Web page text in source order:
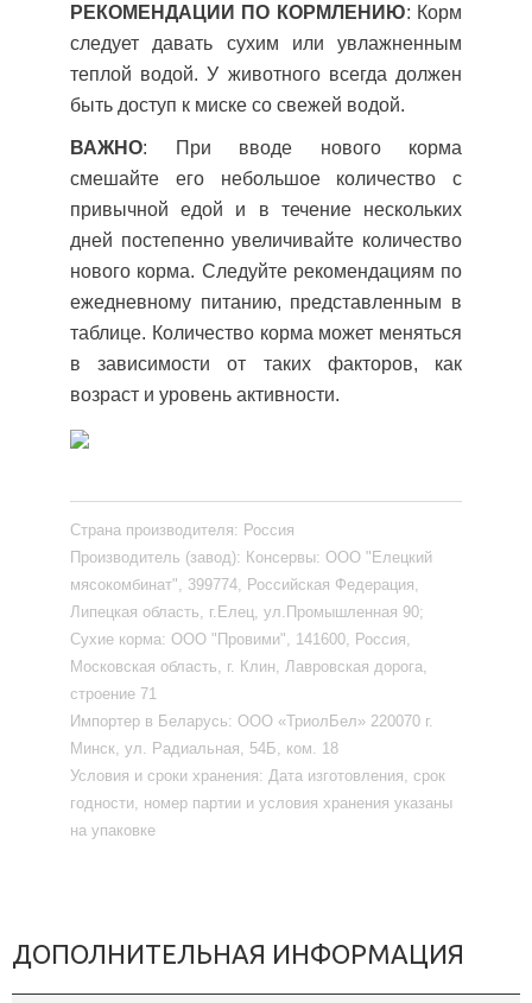
РЕКОМЕНДАЦИИ ПО КОРМЛЕНИЮ: Корм
следует давать сухим или увлажненным
теплой водой. У животного всегда должен
быть доступ к миске со свежей водой.
ВАЖНО: При вводе нового корма
смешайте его небольшое количество с
привычной едой и в течение нескольких
дней постепенно увеличивайте количество
нового корма. Следуйте рекомендациям по
ежедневному питанию, представленным в
таблице. Количество корма может меняться
в зависимости от таких факторов, как
возраст и уровень активности.
Страна производителя: Россия
Производитель (завод): Консервы: ООО "Елецкий
мясокомбинат", 399774, Российская Федерация,
Липецкая область, г.Елец, ул.Промышленная 90;
Сухие корма: ООО "Провими", 141600, Россия,
Московская область, г. Клин, Лавровская дорога,
строение 71
Импортер в Беларусь: ООО «ТриолБел» 220070 г.
Минск, ул. Радиальная, 54Б, ком. 18
Условия и сроки хранения: Дата изготовления, срок
годности, номер партии и условия хранения указаны
на упаковке
ДОПОЛНИТЕЛЬНАЯ ИНФОРМАЦИЯ